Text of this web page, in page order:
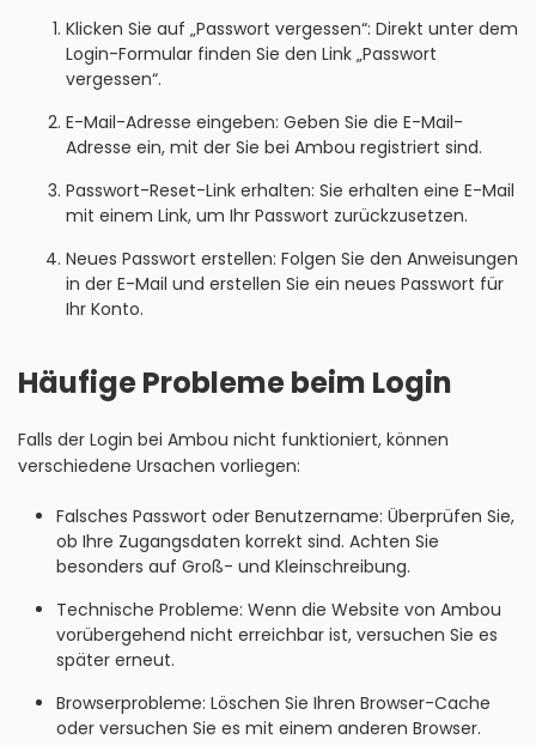
Klicken Sie auf „Passwort vergessen“: Direkt unter dem
Login-Formular finden Sie den Link „Passwort
vergessen“.
E-Mail-Adresse eingeben: Geben Sie die E-Mail-
Adresse ein, mit der Sie bei Ambou registriert sind.
Passwort-Reset-Link erhalten: Sie erhalten eine E-Mail
mit einem Link, um Ihr Passwort zurückzusetzen.
Neues Passwort erstellen: Folgen Sie den Anweisungen
in der E-Mail und erstellen Sie ein neues Passwort für
Ihr Konto.
Häufige Probleme beim Login
Falls der Login bei Ambou nicht funktioniert, können
verschiedene Ursachen vorliegen:
Falsches Passwort oder Benutzername: Überprüfen Sie,
ob Ihre Zugangsdaten korrekt sind. Achten Sie
besonders auf Groß- und Kleinschreibung.
Technische Probleme: Wenn die Website von Ambou
vorübergehend nicht erreichbar ist, versuchen Sie es
später erneut.
Browserprobleme: Löschen Sie Ihren Browser-Cache
oder versuchen Sie es mit einem anderen Browser.